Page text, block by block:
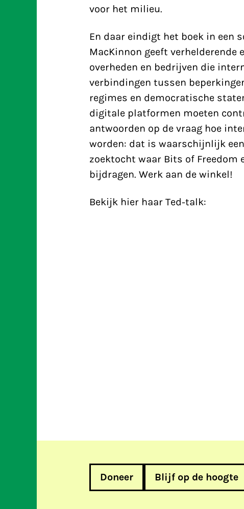
voor het milieu.
En daar eindigt het boek in een
MacKinnon geeft verhelderende
overheden en bedrijven die
verbindingen tussen
regimes en democratische
digitale platformen moeten
antwoorden op de vraag hoe
worden: dat is waarschijnlijk
zoektocht waar Bits of Freedom
bijdragen. Werk aan de winkel!
Bekijk hier haar Ted-talk:
Doneer Blijf op de hoogte